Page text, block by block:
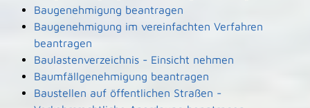
Baugenehmigung beantragen
Baugenehmigung im vereinfachten Verfahren
beantragen
Baulastenverzeichnis - Einsicht nehmen
Baumfällgenehmigung beantragen
Baustellen auf öffentlichen Straßen -